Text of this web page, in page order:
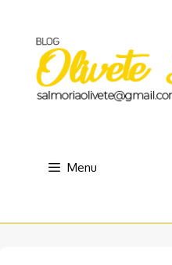
conteúdo
Menu